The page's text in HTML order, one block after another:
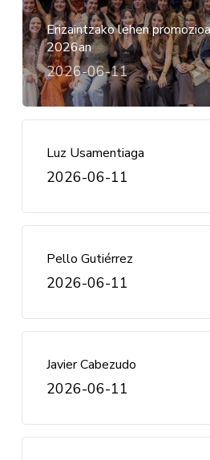
Erizaintzako lehen
2026an
2026-06-11
Luz Usamentiaga
2026-06-11
Pello Gutiérrez
2026-06-11
Javier Cabezudo
2026-06-11